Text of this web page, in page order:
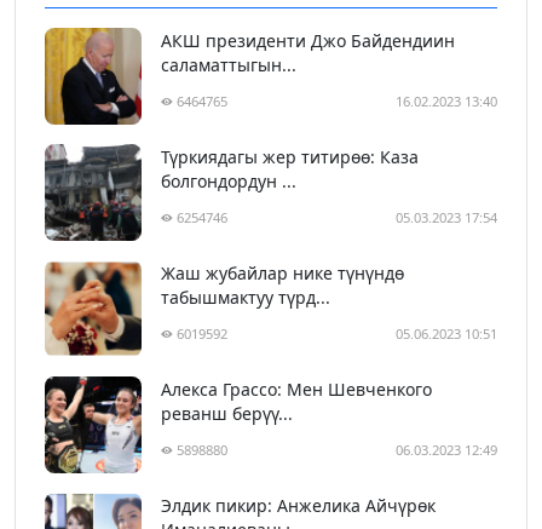
АКШ президенти Джо Байдендиин
саламаттыгын...
6464765 16.02.2023 13:40
Түркиядагы жер титирөө: Каза
болгондордун ...
6254746 05.03.2023 17:54
Жаш жубайлар нике түнүндө
табышмактуу түрд...
6019592 05.06.2023 10:51
Алекса Грассо: Мен Шевченкого
реванш берүү...
5898880 06.03.2023 12:49
Элдик пикир: Анжелика Айчүрөк